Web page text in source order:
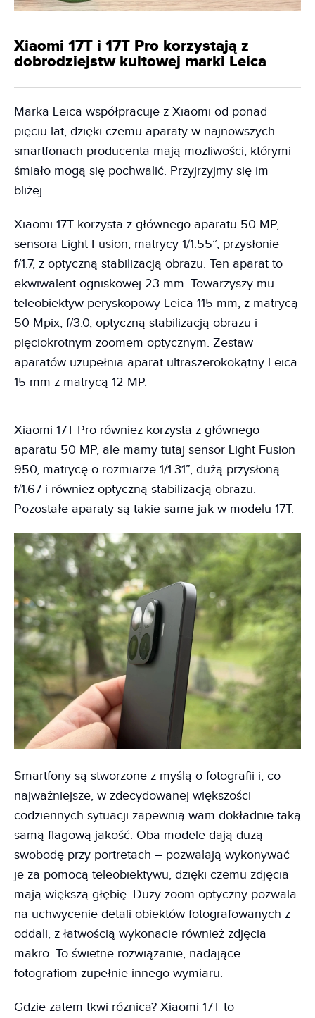
Xiaomi 17T i 17T Pro korzystają z
dobrodziejstw kultowej marki Leica
Marka Leica współpracuje z Xiaomi od ponad
pięciu lat, dzięki czemu aparaty w najnowszych
smartfonach producenta mają możliwości, którymi
śmiało mogą się pochwalić. Przyjrzyjmy się im
bliżej.
Xiaomi 17T korzysta z głównego aparatu 50 MP,
sensora Light Fusion, matrycy 1/1.55”, przysłonie
f/1.7, z optyczną stabilizacją obrazu. Ten aparat to
ekwiwalent ogniskowej 23 mm. Towarzyszy mu
teleobiektyw peryskopowy Leica 115 mm, z matrycą
50 Mpix, f/3.0, optyczną stabilizacją obrazu i
pięciokrotnym zoomem optycznym. Zestaw
aparatów uzupełnia aparat ultraszerokokątny Leica
15 mm z matrycą 12 MP.
Xiaomi 17T Pro również korzysta z głównego
aparatu 50 MP, ale mamy tutaj sensor Light Fusion
950, matrycę o rozmiarze 1/1.31”, dużą przysłoną
f/1.67 i również optyczną stabilizacją obrazu.
Pozostałe aparaty są takie same jak w modelu 17T.
Smartfony są stworzone z myślą o fotografii i, co
najważniejsze, w zdecydowanej większości
codziennych sytuacji zapewnią wam dokładnie taką
samą flagową jakość. Oba modele dają dużą
swobodę przy portretach – pozwalają wykonywać
je za pomocą teleobiektywu, dzięki czemu zdjęcia
mają większą głębię. Duży zoom optyczny pozwala
na uchwycenie detali obiektów fotografowanych z
oddali, z łatwością wykonacie również zdjęcia
makro. To świetne rozwiązanie, nadające
fotografiom zupełnie innego wymiaru.
Gdzie zatem tkwi różnica? Xiaomi 17T to